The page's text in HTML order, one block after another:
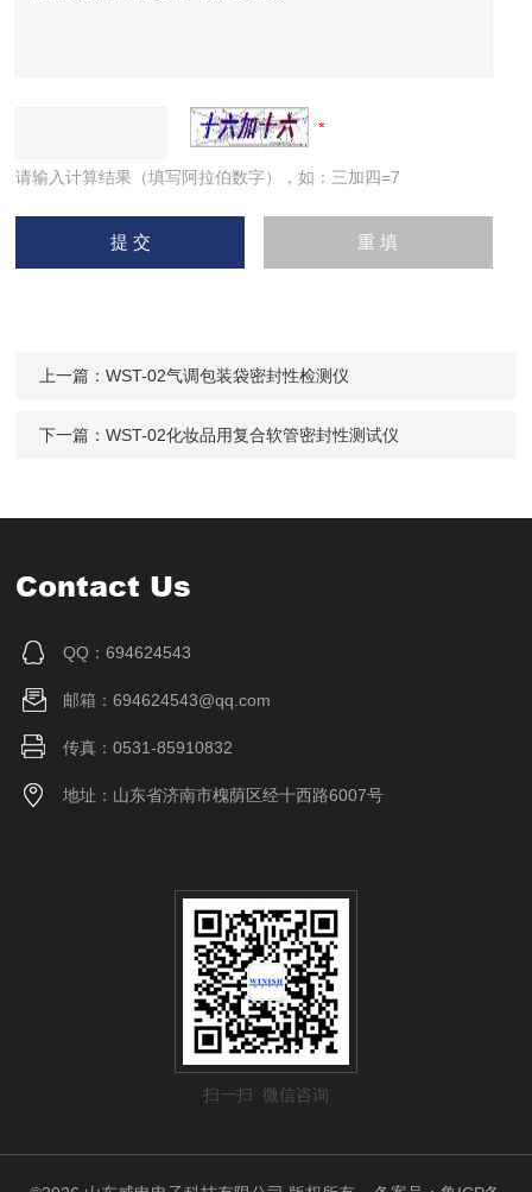
请输入计算结果（填写阿拉伯数字），如：三加四=7
上一篇：WST-02气调包装袋密封性检测仪
下一篇：WST-02化妆品用复合软管密封性测试仪
Contact Us
QQ：694624543
邮箱：694624543@qq.com
传真：0531-85910832
地址：山东省济南市槐荫区经十西路6007号
扫一扫 微信咨询